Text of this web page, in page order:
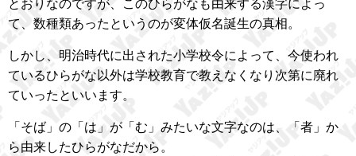
とおりなのですが、このひらがなも由来する漢字によっ
て、数種類あったというのが変体仮名誕生の真相。
しかし、明治時代に出された小学校令によって、今使われ
ているひらがな以外は学校教育で教えなくなり次第に廃れ
ていったといいます。
「そば」の「は」が「む」みたいな文字なのは、「者」か
ら由来したひらがなだから。